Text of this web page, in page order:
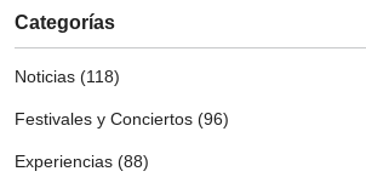
Categorías
Noticias (118)
Festivales y Conciertos (96)
Experiencias (88)